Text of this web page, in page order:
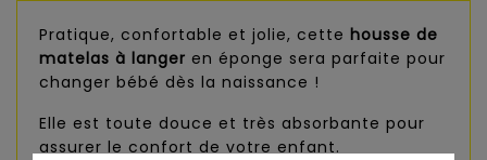
Pratique, confortable et jolie, cette housse de
matelas à langer en éponge sera parfaite pour
changer bébé dès la naissance !
Elle est toute douce et très absorbante pour
assurer le confort de votre enfant.